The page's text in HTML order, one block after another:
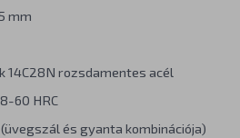
mm
14C28N rozsdamentes acél
60 HRC
és gyanta kombinációja)